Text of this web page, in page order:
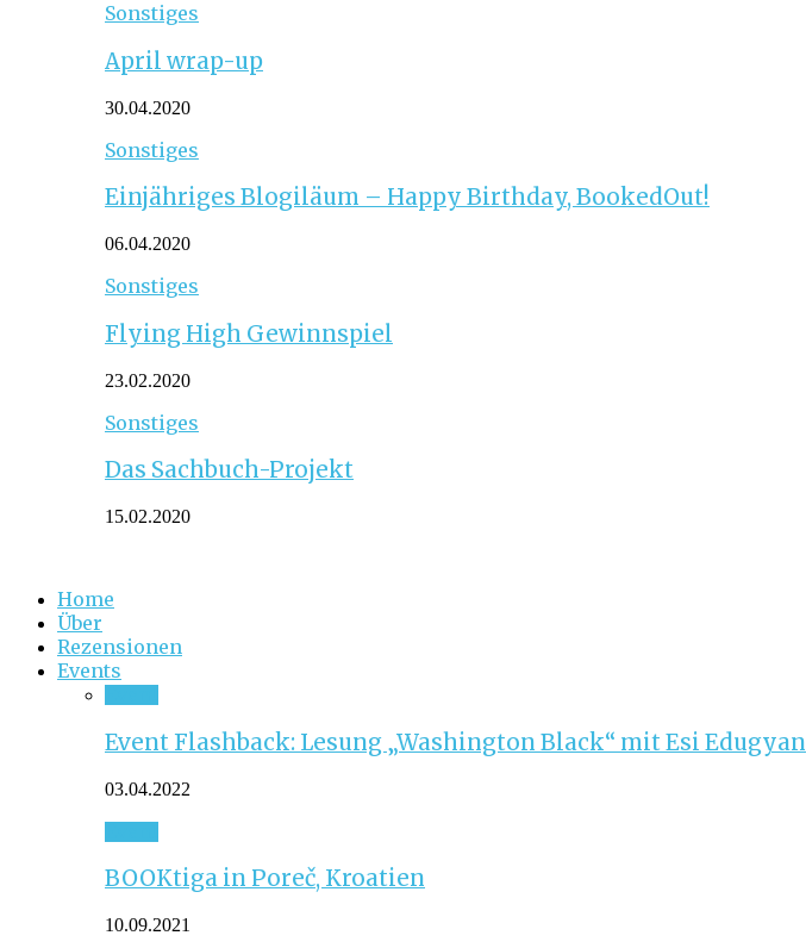
Sonstiges
April wrap-up
30.04.2020
Sonstiges
Einjähriges Blogiläum – Happy Birthday, BookedOut!
06.04.2020
Sonstiges
Flying High Gewinnspiel
23.02.2020
Sonstiges
Das Sachbuch-Projekt
15.02.2020
Home
Über
Rezensionen
Events
Event Flashback: Lesung „Washington Black“ mit Esi Edugyan
03.04.2022
BOOKtiga in Poreč, Kroatien
10.09.2021